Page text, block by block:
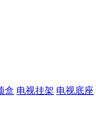
盒 电视挂架 电视底座